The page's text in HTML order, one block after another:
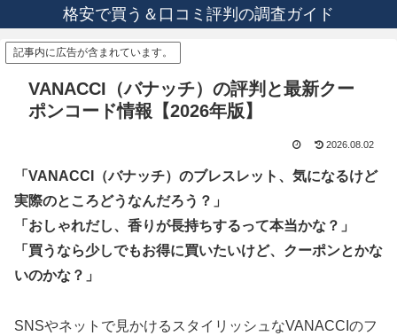
格安で買う＆口コミ評判の調査ガイド
記事内に広告が含まれています。
VANACCI（バナッチ）の評判と最新クー
ポンコード情報【2026年版】
2026.08.02
「VANACCI（バナッチ）のブレスレット、気になるけど
実際のところどうなんだろう？」
「おしゃれだし、香りが長持ちするって本当かな？」
「買うなら少しでもお得に買いたいけど、クーポンとかな
いのかな？」
SNSやネットで見かけるスタイリッシュなVANACCIのフ